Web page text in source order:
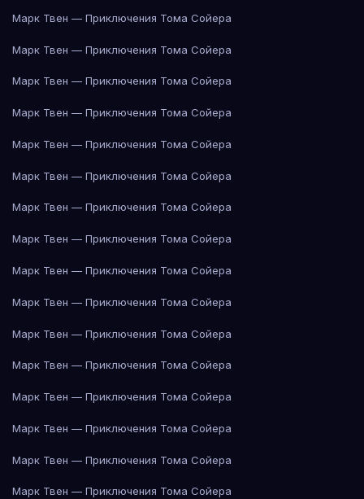
Марк Твен — Приключения Тома Сойера
Марк Твен — Приключения Тома Сойера
Марк Твен — Приключения Тома Сойера
Марк Твен — Приключения Тома Сойера
Марк Твен — Приключения Тома Сойера
Марк Твен — Приключения Тома Сойера
Марк Твен — Приключения Тома Сойера
Марк Твен — Приключения Тома Сойера
Марк Твен — Приключения Тома Сойера
Марк Твен — Приключения Тома Сойера
Марк Твен — Приключения Тома Сойера
Марк Твен — Приключения Тома Сойера
Марк Твен — Приключения Тома Сойера
Марк Твен — Приключения Тома Сойера
Марк Твен — Приключения Тома Сойера
Марк Твен — Приключения Тома Сойера